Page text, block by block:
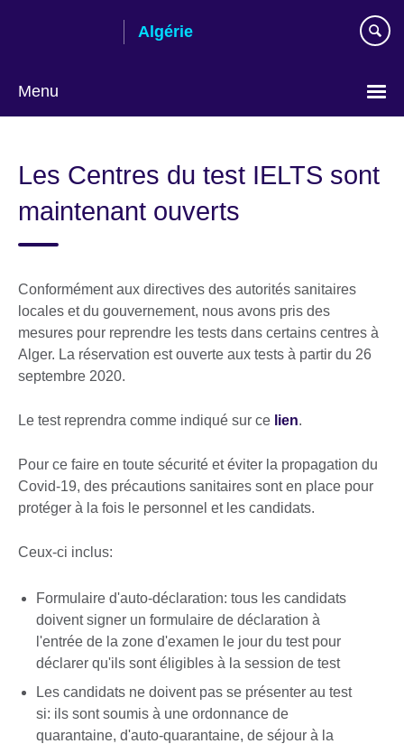
Algérie
Menu
language
Les Centres du test IELTS sont
maintenant ouverts
Conformément aux directives des autorités sanitaires
locales et du gouvernement, nous avons pris des
mesures pour reprendre les tests dans certains centres à
Alger. La réservation est ouverte aux tests à partir du 26
septembre 2020.
Le test reprendra comme indiqué sur ce lien.
Pour ce faire en toute sécurité et éviter la propagation du
Covid-19, des précautions sanitaires sont en place pour
protéger à la fois le personnel et les candidats.
Ceux-ci inclus:
Formulaire d'auto-déclaration: tous les candidats
doivent signer un formulaire de déclaration à
l'entrée de la zone d'examen le jour du test pour
déclarer qu'ils sont éligibles à la session de test
Les candidats ne doivent pas se présenter au test
si: ils sont soumis à une ordonnance de
quarantaine, d'auto-quarantaine, de séjour à la